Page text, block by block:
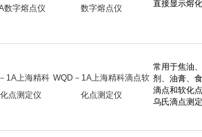
数字熔点仪
WQD－1A上海精科滴点软
化点测定仪